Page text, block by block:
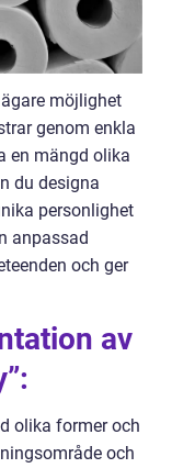
möjlighet
genom enkla
en mängd olika
du designa
personlighet
anpassad
och ger
av
olika former och
och